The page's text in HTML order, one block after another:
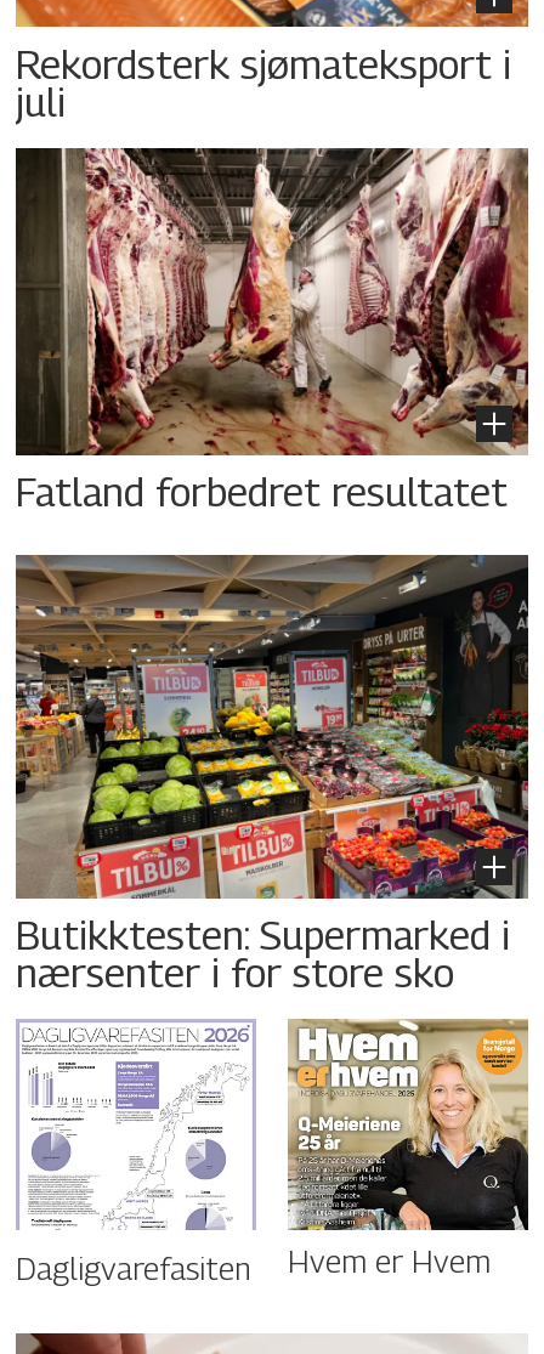
Rekordsterk sjømateksport i
juli
Fatland forbedret resultatet
Butikktesten: Supermarked i
nærsenter i for store sko
Dagligvarefasiten Hvem er Hvem